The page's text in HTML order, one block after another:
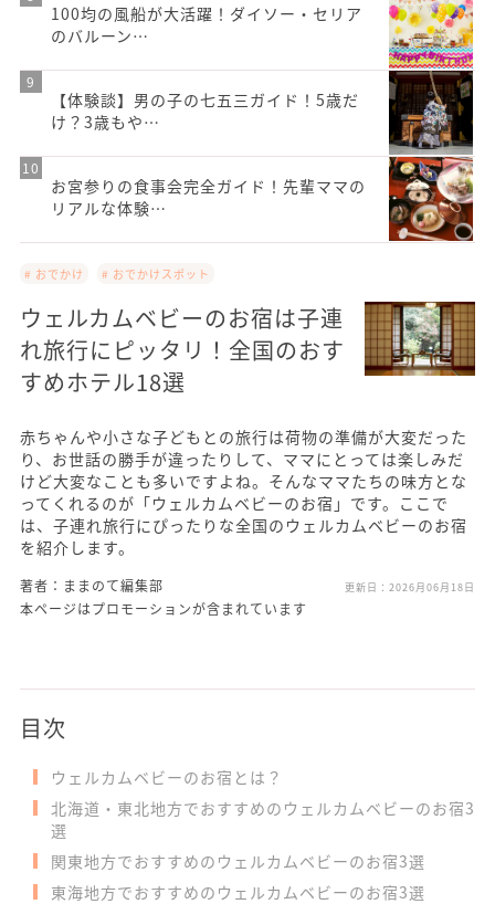
100均の風船が大活躍！ダイソー・セリア
のバルーン…
【体験談】男の子の七五三ガイド！5歳だ
け？3歳もや…
お宮参りの食事会完全ガイド！先輩ママの
リアルな体験…
# おでかけ # おでかけスポット
ウェルカムベビーのお宿は子連
れ旅行にピッタリ！全国のおす
すめホテル18選
赤ちゃんや小さな子どもとの旅行は荷物の準備が大変だった
り、お世話の勝手が違ったりして、ママにとっては楽しみだ
けど大変なことも多いですよね。そんなママたちの味方とな
ってくれるのが「ウェルカムベビーのお宿」です。ここで
は、子連れ旅行にぴったりな全国のウェルカムベビーのお宿
を紹介します。
著者：ままのて編集部 更新日： 2026月06月18日
本ページはプロモーションが含まれています
目次
ウェルカムベビーのお宿とは？
北海道・東北地方でおすすめのウェルカムベビーのお宿3
選
関東地方でおすすめのウェルカムベビーのお宿3選
東海地方でおすすめのウェルカムベビーのお宿3選